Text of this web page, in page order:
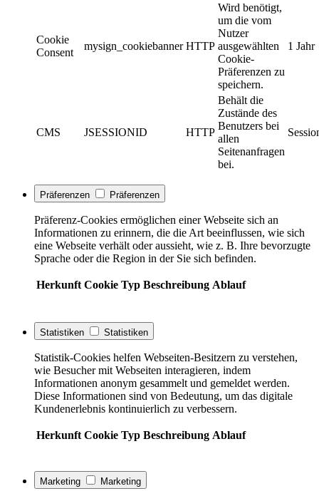
Cookie
Consent
mysign_cookiebanner HTTP
Wird benötigt,
um die vom
Nutzer
ausgewählten
Cookie-
Präferenzen zu
speichern.
1 Jahr
CMS JSESSIONID HTTP
Behält die
Zustände des
Benutzers bei
allen
Seitenanfragen
bei.
Präferenzen Präferenzen
Präferenz-Cookies ermöglichen einer Webseite sich an
Informationen zu erinnern, die die Art beeinflussen, wie sich
eine Webseite verhält oder aussieht, wie z. B. Ihre bevorzugte
Sprache oder die Region in der Sie sich befinden.
Herkunft Cookie Typ Beschreibung Ablauf
Statistiken Statistiken
Statistik-Cookies helfen Webseiten-Besitzern zu verstehen,
wie Besucher mit Webseiten interagieren, indem
Informationen anonym gesammelt und gemeldet werden.
Diese Informationen sind von Bedeutung, um das digitale
Kundenerlebnis kontinuierlich zu verbessern.
Herkunft Cookie Typ Beschreibung Ablauf
Marketing Marketing